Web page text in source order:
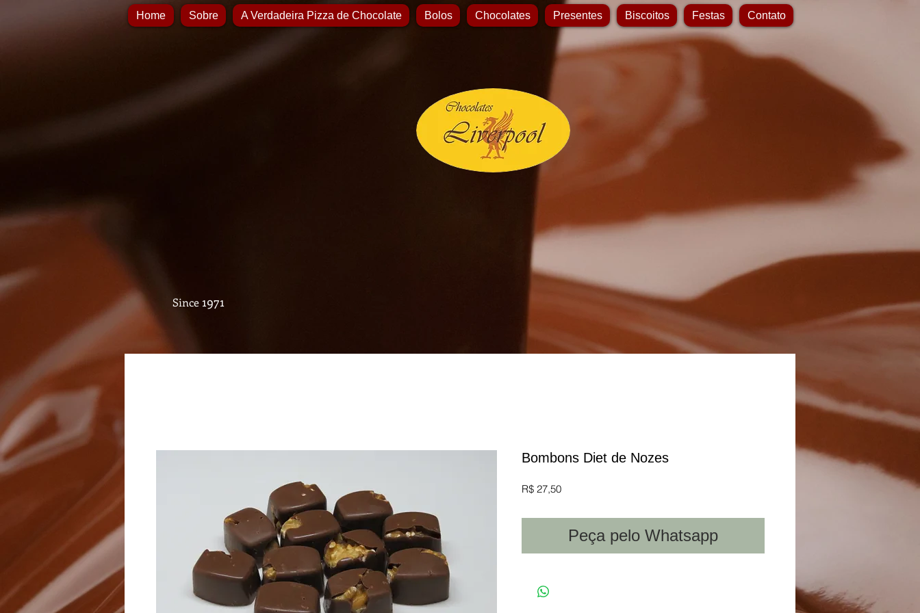
Home Sobre A Verdadeira Pizza de Chocolate Bolos Chocolates Presentes Biscoitos Festas Contato
Since1971
Bombons Diet de Nozes
R$ 27,50Preço
Peça pelo Whatsapp